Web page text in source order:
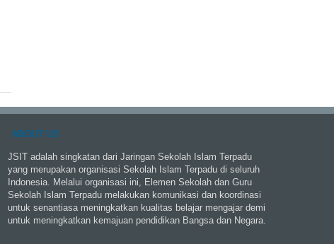
ABOUT US
JSIT adalah singkatan dari Jaringan Sekolah Islam Terpadu
yang merupakan organisasi Sekolah Islam Terpadu di seluruh
Indonesia. Melalui organisasi ini, Elemen Sekolah dan Guru
Sekolah Islam Terpadu melakukan komunikasi dan koordinasi
untuk senantiasa meningkatkan kualitas belajar mengajar demi
untuk meningkatkan kemajuan pendidikan Bangsa dan Negara.